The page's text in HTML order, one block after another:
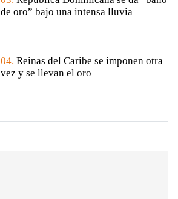
de oro” bajo una intensa lluvia
04. Reinas del Caribe se imponen otra
vez y se llevan el oro